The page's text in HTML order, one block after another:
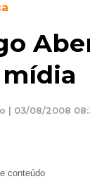
| 03/08/2008
conteúdo